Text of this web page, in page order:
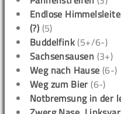
Endlose
(?) (5)
Buddelfink (5+/6-)
Sachsensausen (3+)
Weg nach Hause (6-)
Weg zum Bier (6-)
Notbremsung in der